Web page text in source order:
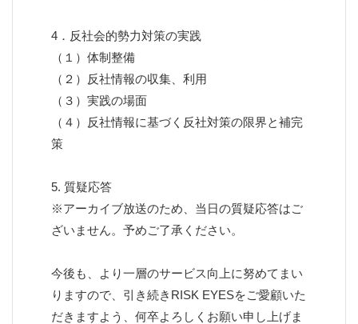
4．反社会的勢力対策の実践
（１）体制整備
（２）反社情報の収集、利用
（３）実践の場面
（４）反社情報に基づく反社対策の限界と補完
策
​ 5. 質疑応答
※アーカイブ放送のため、当日の質疑応答はご
ざいません。予めご了承ください。
今後も、より一層のサービス向上に努めてまい
りますので、引き続きRISK EYESをご愛顧いた
だきますよう、何卒よろしくお願い申し上げま